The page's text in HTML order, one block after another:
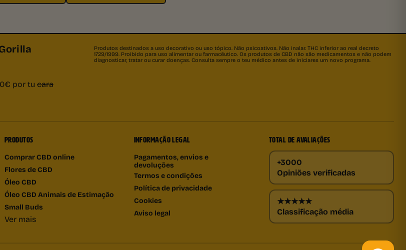
por tu cara
Produtos destinados a uso decorativo ou uso tópico. Não psicoativos. Não inalar. THC inferior ao real decreto
1729/1999. Proibido para uso alimentar ou farmacêutico. Os produtos de CBD não são medicamentos e não podem
diagnosticar, tratar ou curar doenças. Consulta sempre o teu médico antes de iniciares um novo programa.
PRODUTOS
Comprar CBD online
Flores de CBD
Óleo CBD
Óleo CBD Animais de Estimação
Small Buds
Ver mais
INFORMAÇÃO LEGAL
Pagamentos, envios e
devoluções
Termos e condições
Política de privacidade
Cookies
Aviso legal
TOTAL DE AVALIAÇÕES
+3000
Opiniões verificadas
★★★★★
Classificação média